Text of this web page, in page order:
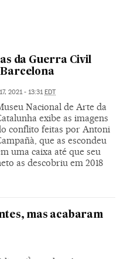
da Guerra Civil
Barcelona
2021 - 13:31EDT
Nacional de Arte da
exibe as imagens
conflito feitas por Antoni
que as escondeu
uma caixa até que seu
as descobriu em 2018
mas acabaram